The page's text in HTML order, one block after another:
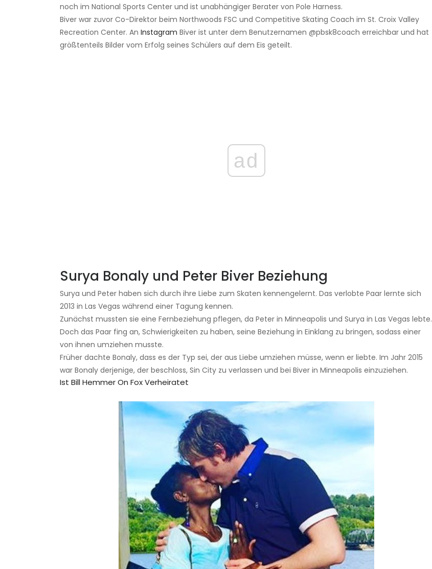
noch im National Sports Center und ist unabhängiger Berater von Pole Harness.
Biver war zuvor Co-Direktor beim Northwoods FSC und Competitive Skating Coach im St. Croix Valley
Recreation Center. An Instagram Biver ist unter dem Benutzernamen @pbsk8coach erreichbar und hat
größtenteils Bilder vom Erfolg seines Schülers auf dem Eis geteilt.
ad
Surya Bonaly und Peter Biver Beziehung
Surya und Peter haben sich durch ihre Liebe zum Skaten kennengelernt. Das verlobte Paar lernte sich
2013 in Las Vegas während einer Tagung kennen.
Zunächst mussten sie eine Fernbeziehung pflegen, da Peter in Minneapolis und Surya in Las Vegas lebte.
Doch das Paar fing an, Schwierigkeiten zu haben, seine Beziehung in Einklang zu bringen, sodass einer
von ihnen umziehen musste.
Früher dachte Bonaly, dass es der Typ sei, der aus Liebe umziehen müsse, wenn er liebte. Im Jahr 2015
war Bonaly derjenige, der beschloss, Sin City zu verlassen und bei Biver in Minneapolis einzuziehen.
Ist Bill Hemmer On Fox Verheiratet